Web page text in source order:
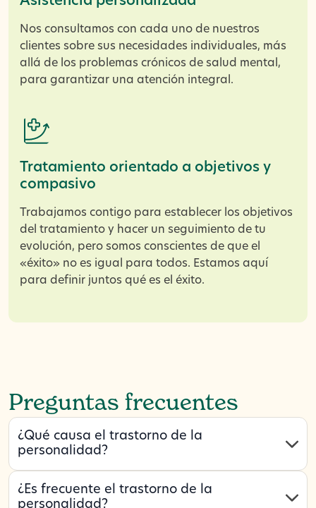
Nos consultamos con cada uno de nuestros
clientes sobre sus necesidades individuales, más
allá de los problemas crónicos de salud mental,
para garantizar una atención integral.
Tratamiento orientado a objetivos y
compasivo
Trabajamos contigo para establecer los objetivos
del tratamiento y hacer un seguimiento de tu
evolución, pero somos conscientes de que el
«éxito» no es igual para todos. Estamos aquí
para definir juntos qué es el éxito.
Preguntas frecuentes
¿Qué causa el trastorno de la
personalidad?
¿Es frecuente el trastorno de la
personalidad?